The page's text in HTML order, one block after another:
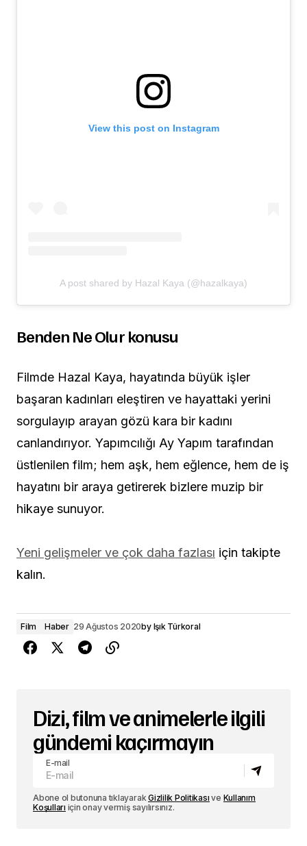
View this post on Instagram
A post shared by Hazal Kaya (@hazalkaya)
Benden Ne Olur konusu
Filmde Hazal Kaya, hayatında büyük işler
başaran kadınları eleştiren ve hayattaki yerini
sorgulayıp arayan gözü kara bir kadını
canlandırıyor. Yapımcılığı Ay Yapım tarafından
üstlenilen film; hem aşk, hem eğlence, hem de iş
hayatını bir araya getirerek bizlere muzip bir
hikaye sunuyor.
Yeni gelişmeler ve çok daha fazlası için takipte
kalın.
Film Haber 29 Ağustos 2020by Işık Türkoral
Dizi, film ve animelerle ilgili
gündemi kaçırmayın
E-mail
Abone ol butonuna tıklayarakGizlilik Politikası ve Kullanım
Koşulları için onay vermiş sayılırsınız.